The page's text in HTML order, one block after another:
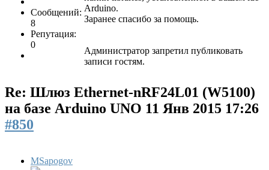
Сообщений:
8
Репутация:
0
Arduino.
Заранее спасибо за помощь.
Администратор запретил публиковать
записи гостям.
Re: Шлюз Ethernet-nRF24L01 (W5100)
на базе Arduino UNO 11 Янв 2015 17:26
#850
MSapogov